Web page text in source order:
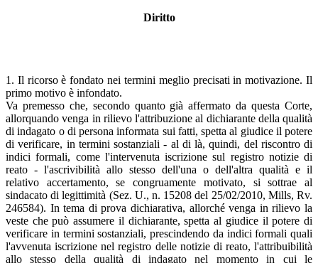
Diritto
1. Il ricorso è fondato nei termini meglio precisati in motivazione. Il
primo motivo è infondato.
Va premesso che, secondo quanto già affermato da questa Corte,
allorquando venga in rilievo l'attribuzione al dichiarante della qualità
di indagato o di persona informata sui fatti, spetta al giudice il potere
di verificare, in termini sostanziali - al di là, quindi, del riscontro di
indici formali, come l'intervenuta iscrizione sul registro notizie di
reato - l'ascrivibilità allo stesso dell'una o dell'altra qualità e il
relativo accertamento, se congruamente motivato, si sottrae al
sindacato di legittimità (Sez. U., n. 15208 del 25/02/2010, Mills, Rv.
246584). In tema di prova dichiarativa, allorché venga in rilievo la
veste che può assumere il dichiarante, spetta al giudice il potere di
verificare in termini sostanziali, prescindendo da indici formali quali
l'avvenuta iscrizione nel registro delle notizie di reato, l'attribuibilità
allo stesso della qualità di indagato nel momento in cui le